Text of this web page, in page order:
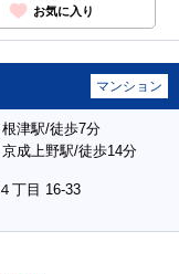
お気に入り
マンション
津駅/徒歩7分
成上野駅/徒歩14分
丁目 16-33